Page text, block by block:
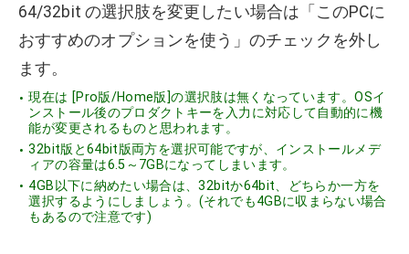
64/32bit の選択肢を変更したい場合は「このPCに
おすすめのオプションを使う」のチェックを外し
ます。
現在は [Pro版/Home版]の選択肢は無くなっています。OSイ
ンストール後のプロダクトキーを入力に対応して自動的に機
能が変更されるものと思われます。
32bit版と64bit版両方を選択可能ですが、インストールメデ
ィアの容量は6.5～7GBになってしまいます。
4GB以下に納めたい場合は、32bitか64bit、どちらか一方を
選択するようにしましょう。(それでも4GBに収まらない場合
もあるので注意です)